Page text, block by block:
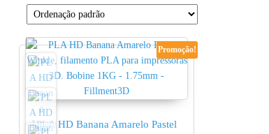
Promoção!
PLA HD Banana Amarelo Pastel